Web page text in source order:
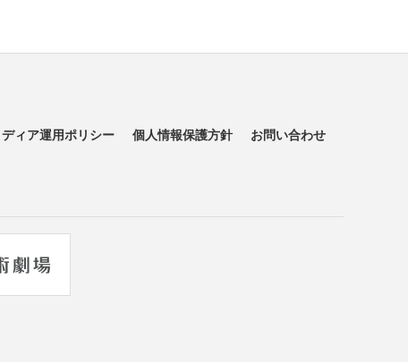
ィア運用ポリシー 個人情報保護方針 お問い合わせ